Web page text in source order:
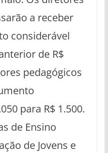
a receber
considerável
de R$
pedagógicos
para R$ 1.500.
de Ensino
de Jovens e